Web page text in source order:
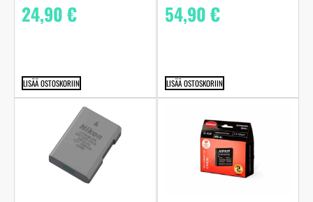
24,90€
LISÄÄ OSTOSKORIIN
54,90€
LISÄÄ OSTOSKORIIN